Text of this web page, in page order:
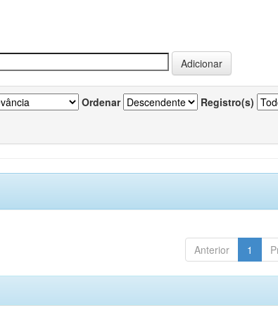
Ordenar Registro(s)
Anterior 1